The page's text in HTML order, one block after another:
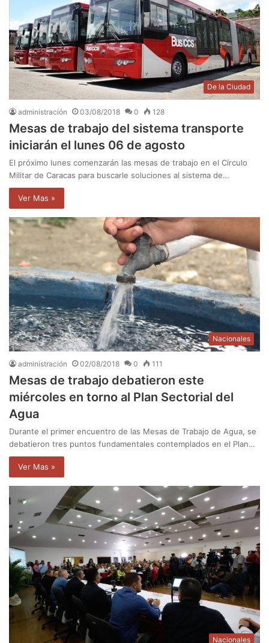
De la Ciudad
administración 03/08/2018 0 128
Mesas de trabajo del sistema transporte
iniciarán el lunes 06 de agosto
El próximo lunes comenzarán las mesas de trabajo en el Círculo
Militar de Caracas para buscarle soluciones al sistema de…
Ver Mas »
Nacionales
administración 02/08/2018 0 111
Mesas de trabajo debatieron este
miércoles en torno al Plan Sectorial del
Agua
Durante el primer encuentro de las Mesas de Trabajo de Agua, se
debatieron tres puntos fundamentales contemplados en el Plan…
Ver Mas »
Nacionales